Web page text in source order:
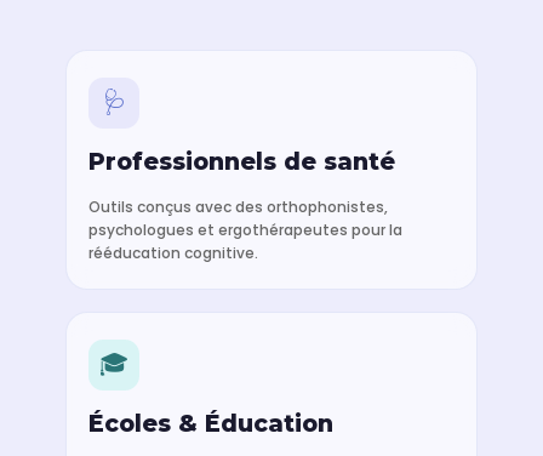
🩺
Professionnels de santé
Outils conçus avec des orthophonistes,
psychologues et ergothérapeutes pour la
rééducation cognitive.
🎓
Écoles & Éducation